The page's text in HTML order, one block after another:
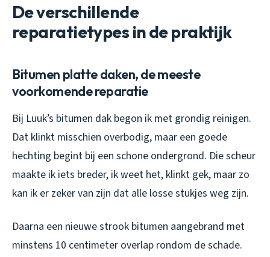
De verschillende
reparatietypes in de praktijk
Bitumen platte daken, de meeste
voorkomende reparatie
Bij Luuk’s bitumen dak begon ik met grondig reinigen.
Dat klinkt misschien overbodig, maar een goede
hechting begint bij een schone ondergrond. Die scheur
maakte ik iets breder, ik weet het, klinkt gek, maar zo
kan ik er zeker van zijn dat alle losse stukjes weg zijn.
Daarna een nieuwe strook bitumen aangebrand met
minstens 10 centimeter overlap rondom de schade.